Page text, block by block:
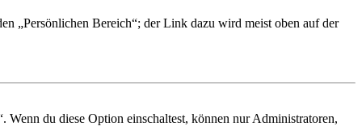
„Persönlichen Bereich“; der Link dazu wird meist oben auf der
du diese Option einschaltest, können nur Administratoren,